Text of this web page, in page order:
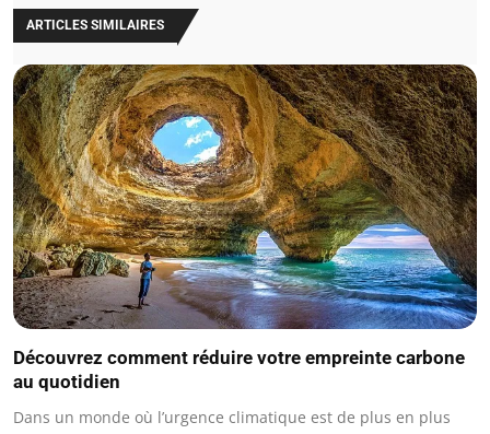
ARTICLES SIMILAIRES
Découvrez comment réduire votre empreinte carbone
au quotidien
Dans un monde où l’urgence climatique est de plus en plus